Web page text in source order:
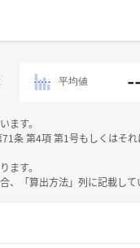
平均値
ます。
条 第4項 第1号もしくはそ
ます。
、「算出方法」列に記載し